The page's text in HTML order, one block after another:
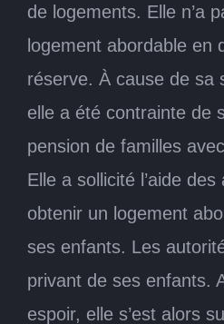
de logements. Elle n’a
logement abordable en
réserve. À cause de sa
elle a été contrainte de
pension de familles
Elle a sollicité l’aide
obtenir un logement
ses enfants. Les
privant de ses enfants.
espoir, elle s’est alors